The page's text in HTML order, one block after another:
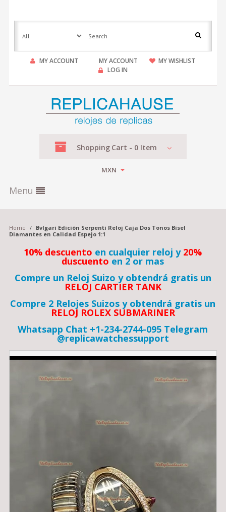
MY ACCOUNT MY ACCOUNT
MY WISHLIST
LOG IN
Shopping Cart - 0Item
MXN
Menu
Home /
Bvlgari Edición Serpenti Reloj Caja Dos Tonos Bisel
Diamantes en Calidad Espejo 1:1
10% descuento en cualquier reloj y 20%
duscuento en 2 or mas
Compre un Reloj Suizo y obtendrá gratis un
RELOJ CARTIER TANK
Compre 2 Relojes Suizos y obtendrá gratis un
RELOJ ROLEX SUBMARINER
Whatsapp Chat +1-234-2744-095 Telegram
@replicawatchessupport